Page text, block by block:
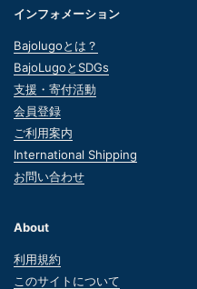
インフォメーション
Bajolugoとは？
BajoLugoとSDGs
支援・寄付活動
会員登録
ご利用案内
International Shipping
お問い合わせ
About
利用規約
このサイトについて